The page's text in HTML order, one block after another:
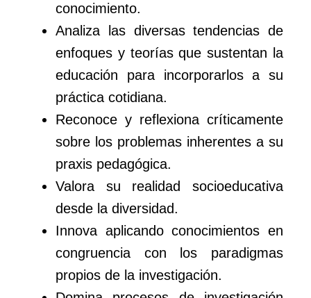
conocimiento.
Analiza las diversas tendencias de
enfoques y teorías que sustentan la
educación para incorporarlos a su
práctica cotidiana.
Reconoce y reflexiona críticamente
sobre los problemas inherentes a su
praxis pedagógica.
Valora su realidad socioeducativa
desde la diversidad.
Innova aplicando conocimientos en
congruencia con los paradigmas
propios de la investigación.